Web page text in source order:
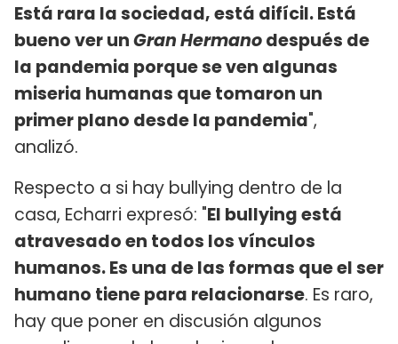
Está rara la sociedad, está difícil. Está
bueno ver unGran Hermanodespués de
la pandemia porque se ven algunas
miseria humanas que tomaron un
primer plano desde la pandemia",
analizó.
Respecto a si hay bullying dentro de la
casa, Echarri expresó: "El bullying está
atravesado en todos los vínculos
humanos. Es una de las formas que el ser
humano tiene para relacionarse. Es raro,
hay que poner en discusión algunos